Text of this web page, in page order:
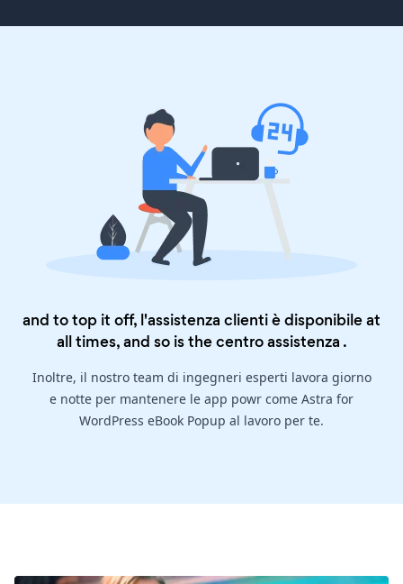
and to top it off, l'assistenza clienti è disponibile at
all times, and so is thecentro assistenza .
Inoltre, il nostro team di ingegneri esperti lavora giorno
e notte per mantenere le app powr come Astra for
WordPress eBook Popup al lavoro per te.